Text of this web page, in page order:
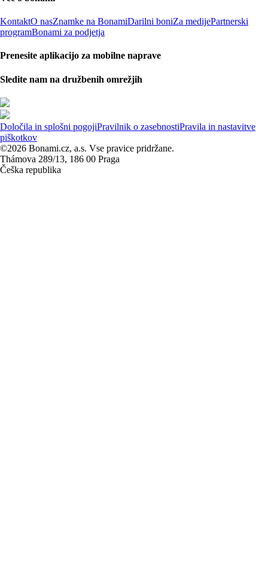
KontaktO nasZnamke na BonamiDarilni boniZa medijePartnerski
programBonami za podjetja
Prenesite aplikacijo za mobilne naprave
Sledite nam na družbenih omrežjih
Določila in splošni pogojiPravilnik o zasebnostiPravila in nastavitve
piškotkov
©2026 Bonami.cz, a.s. Vse pravice pridržane.
Thámova 289/13, 186 00 Praga
Češka republika